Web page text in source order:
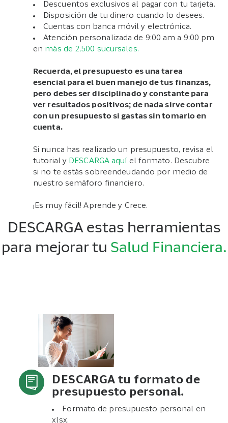
Descuentos exclusivos al pagar con tu tarjeta.
Disposición de tu dinero cuando lo desees.
Cuentas con banca móvil y electrónica.
Atención personalizada de 9:00 am a 9:00 pm
en más de 2,500 sucursales.
Recuerda, el presupuesto es una tarea
esencial para el buen manejo de tus finanzas,
pero debes ser disciplinado y constante para
ver resultados positivos; de nada sirve contar
con un presupuesto si gastas sin tomarlo en
cuenta.
Si nunca has realizado un presupuesto, revisa el
tutorial y DESCARGA aquí el formato. Descubre
si no te estás sobreendeudando por medio de
nuestro semáforo financiero.
¡Es muy fácil! Aprende y Crece.
DESCARGA estas herramientas
para mejorar tu Salud Financiera.
DESCARGA tu formato de
presupuesto personal.
Formato de presupuesto personal en
xlsx.